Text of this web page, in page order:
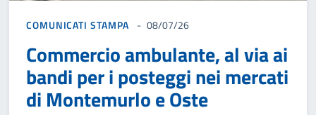
COMUNICATI STAMPA 08/07/26
Commercio ambulante, al via ai
bandi per i posteggi nei mercati
di Montemurlo e Oste